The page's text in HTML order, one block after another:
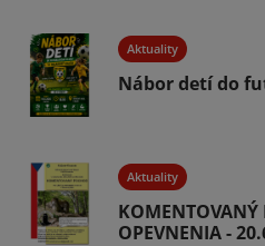
Aktuality
Nábor detí do
Aktuality
KOMENTOVANÝ
OPEVNENIA -